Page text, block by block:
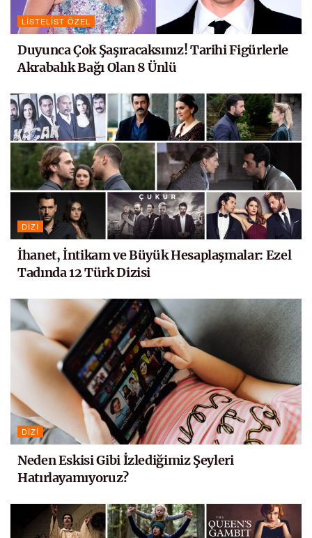
LISTELIST ÖZEL
Duyunca Çok Şaşıracaksınız! Tarihi Figürlerle
Akrabalık Bağı Olan 8 Ünlü
DIZI
İhanet, İntikam ve Büyük Hesaplaşmalar: Ezel
Tadında 12 Türk Dizisi
DIZI
Neden Eskisi Gibi İzlediğimiz Şeyleri
Hatırlayamıyoruz?